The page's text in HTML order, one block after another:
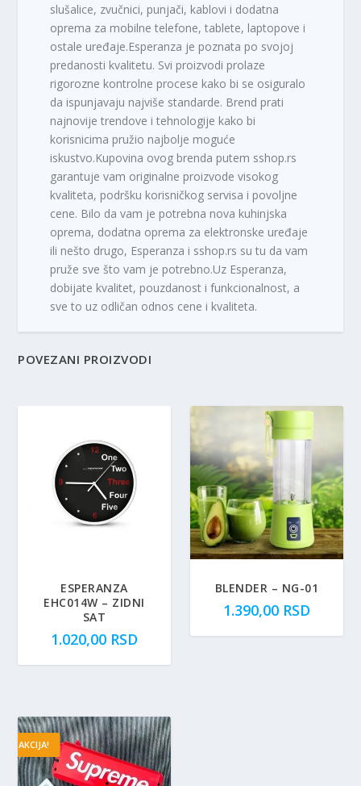
slušalice, zvučnici, punjači, kablovi i dodatna
oprema za mobilne telefone, tablete, laptopove i
ostale uređaje.Esperanza je poznata po svojoj
predanosti kvalitetu. Svi proizvodi prolaze
rigorozne kontrolne procese kako bi se osiguralo
da ispunjavaju najviše standarde. Brend prati
najnovije trendove i tehnologije kako bi
korisnicima pružio najbolje moguće
iskustvo.Kupovina ovog brenda putem sshop.rs
garantuje vam originalne proizvode visokog
kvaliteta, podršku korisničkog servisa i povoljne
cene. Bilo da vam je potrebna nova kuhinjska
oprema, dodatna oprema za elektronske uređaje
ili nešto drugo, Esperanza i sshop.rs su tu da vam
pruže sve što vam je potrebno.Uz Esperanza,
dobijate kvalitet, pouzdanost i funkcionalnost, a
sve to uz odličan odnos cene i kvaliteta.
POVEZANI PROIZVODI
ESPERANZA
EHC014W – ZIDNI
SAT
1.020,00 RSD
BLENDER – NG-01
1.390,00 RSD
AKCIJA!